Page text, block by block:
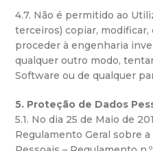
4.7. Não é permitido ao
terceiros) copiar, modificar,
proceder à engenharia
qualquer outro modo,
Software ou de qualquer
5. Proteção de Dados
5.1. No dia 25 de Maio de
Regulamento Geral sobre